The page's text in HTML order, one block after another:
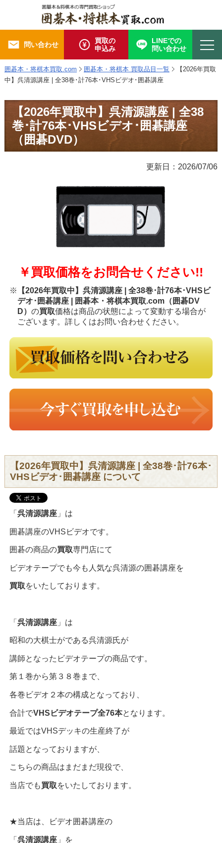
問い合わせ
買取の
申込み
LINEでの
問い合わせ
囲碁本・将棋本買取.com 囲碁本・将棋本 買取品目一覧
【2026年買取
中】呉清源講座 | 全38巻･計76本･VHSビデオ･囲碁講座
【2026年買取中】呉清源講座 | 全38
巻･計76本･VHSビデオ･囲碁講座
（囲碁DVD）
更新日：2026/07/06
￥買取価格をお問合せください!!
※
【2026年買取中】呉清源講座 | 全38巻･計76本･VHSビ
デオ･囲碁講座 | 囲碁本・将棋本買取.com（囲碁DV
D） の買取価格は商品の状態によって変動する場合が
ございます。詳しくはお問い合わせください。
【2026年買取中】呉清源講座 | 全38巻･計76本･
VHSビデオ･囲碁講座 について
「 呉清源講座」は
囲碁講座のVHSビデオです。
囲碁の商品の買取専門店にて
ビデオテープでも今も人気な呉清源の囲碁講座を
買取をいたしております。
「 呉清源講座」は
昭和の大棋士がである呉清源氏が
講師となったビデオテープの商品です。
第１巻から第３８巻まで、
各巻ビデオ２本の構成となっており、
合計でVHSビデオテープ全76本となります。
最近ではVHSデッキの生産終了が
話題となっておりますが、
こちらの商品はまだまだ現役で、
当店でも買取をいたしております。
★当店は、ビデオ囲碁講座の
「 呉清源講座」を